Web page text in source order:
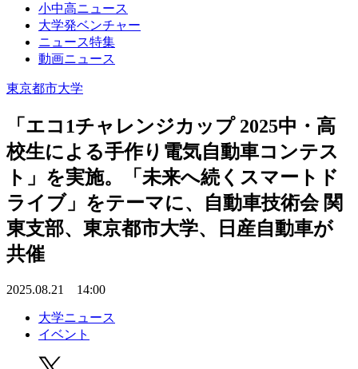
小中高ニュース
大学発ベンチャー
ニュース特集
動画ニュース
東京都市大学
「エコ1チャレンジカップ 2025中・高
校生による手作り電気自動車コンテス
ト」を実施。「未来へ続くスマートド
ライブ」をテーマに、自動車技術会 関
東支部、東京都市大学、日産自動車が
共催
2025.08.21 14:00
大学ニュース
イベント